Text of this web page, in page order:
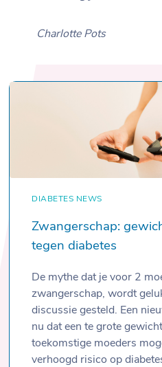
Charlotte Pots
DIABETES NEWS
Zwangerschap:
tegen diabetes
De mythe dat je voor 2
zwangerschap, wordt
discussie gesteld. Een
nu dat een te grote
toekomstige moeders
verhoogd risico op